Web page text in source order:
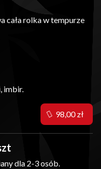
cała rolka w tempurze
imbir.
dla 2-3 osób.